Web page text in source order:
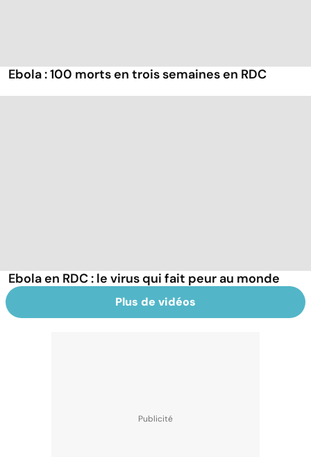
Ebola : 100 morts en trois semaines en RDC
Ebola en RDC : le virus qui fait peur au monde
Plus de vidéos